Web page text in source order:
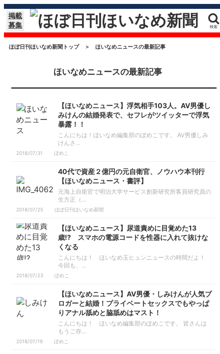
掲載
募集
検索
ほぼ日刊ほいなめ新聞トップ ＞ ほいなめニュースの最新記事
ほいなめニュースの最新記事
【ほいなめニュース】浮気相手103人。AV男優し
みけんの結婚発表で、セフレがツイッターで浮気
暴露！！
こんにちは！ほいなめ編集部のぽめこです。 AV男優しみ
けんさ…
2018/07/31 ぽめこ
40代で資産２億円の元自衛官、ノウハウ本刊行
【ほいなめニュース・書評】
元海上自衛官で明治大学サービス創新研究所客員研究員の
生方正（…
2018/07/25 ほぼ日刊ほいなめ新聞
【ほいなめニュース】尿道責めに目覚めた13
歳⁉ スマホの電源コードを性器に入れて抜けな
くなる
こんにちは！ ほいなめ玉ヒュンニュースの時間だよ！
今回も、…
2018/07/23 ぽめこ
【ほいなめニュース】AV男優・しみけんが人気ブ
ロガーと結婚！プライベートセックスでもやっぱ
りアナル舐めと脇舐めはマスト！
こんにちは！ ほいなめ編集部のぽめこです。 皆さんは
もうご存…
2018/07/19 ぽめこ